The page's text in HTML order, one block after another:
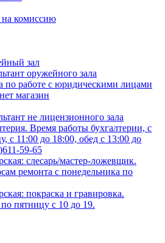
комиссию
зал
оружейного зала
по работе с юридическими лицами
магазин
не лицензионного зала
Время работы бухгалтерии, с
с 11:00 до 18:00, обед с 13:00 до
59-65
слесарь/мастер-ложевщик.
ремонта с понедельника по
покраска и гравировка.
пятницу с 10 до 19.